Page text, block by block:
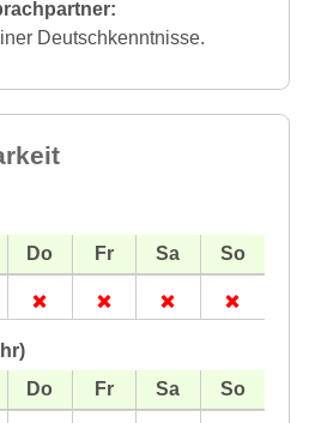
Deutschkenntnisse.